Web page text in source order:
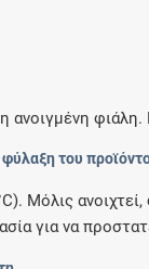
φιάλη.
φύλαξη του
Μόλις
για να